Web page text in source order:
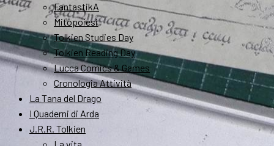
FantastikA
Mitopoiesi
Tolkien Studies Day
Tolkien Reading Day
Lucca Comics & Games
Cronologia Attività
La Tana del Drago
I Quaderni di Arda
J.R.R. Tolkien